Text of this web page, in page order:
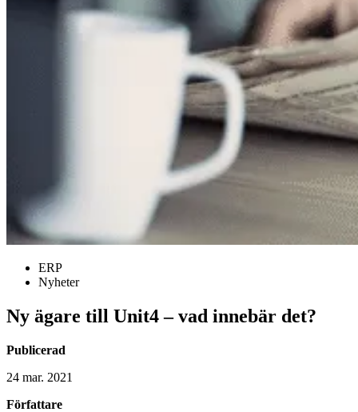
ERP
Nyheter
Ny ägare till Unit4 – vad innebär det?
Publicerad
24 mar. 2021
Författare